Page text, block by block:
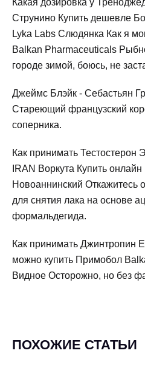
Какая дозировка у
Струнино Купить дешевле
Lyka Labs Слюдянка Как я
Balkan Pharmaceuticals
городе зимой, боюсь, не
Джеймс Блэйк - Себастьян
Стареющий французский
соперника.
Как принимать Тестостерон
IRAN Воркута Купить
Новоаннинский Откажитесь
для снятия лака на основе
формальдегида.
Как принимать Джинтропин
можно купить Примобол
Видное Осторожно, но без
ПОХОЖИЕ СТАТЬИ